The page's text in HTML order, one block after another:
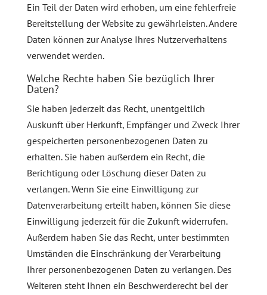
Ein Teil der Daten wird erhoben, um eine fehlerfreie
Bereitstellung der Website zu gewährleisten. Andere
Daten können zur Analyse Ihres Nutzerverhaltens
verwendet werden.
Welche Rechte haben Sie bezüglich Ihrer
Daten?
Sie haben jederzeit das Recht, unentgeltlich
Auskunft über Herkunft, Empfänger und Zweck Ihrer
gespeicherten personenbezogenen Daten zu
erhalten. Sie haben außerdem ein Recht, die
Berichtigung oder Löschung dieser Daten zu
verlangen. Wenn Sie eine Einwilligung zur
Datenverarbeitung erteilt haben, können Sie diese
Einwilligung jederzeit für die Zukunft widerrufen.
Außerdem haben Sie das Recht, unter bestimmten
Umständen die Einschränkung der Verarbeitung
Ihrer personenbezogenen Daten zu verlangen. Des
Weiteren steht Ihnen ein Beschwerderecht bei der